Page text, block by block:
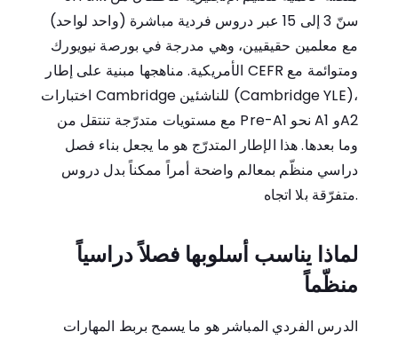
سنّ 3 إلى 15 عبر دروس فردية مباشرة (واحد لواحد)
مع معلمين حقيقيين، وهي مدرجة في بورصة نيويورك
الأمريكية. مناهجها مبنية على إطار CEFR ومتوائمة مع
اختبارات Cambridge للناشئين (Cambridge YLE)،
مع مستويات متدرّجة تنتقل من Pre-A1 نحو A1 وA2
وما بعدها. هذا الإطار المتدرّج هو ما يجعل بناء فصل
دراسي منظّم بمعالم واضحة أمراً ممكناً بدل دروس
متفرّقة بلا اتجاه.
لماذا يناسب أسلوبها فصلاً دراسياً
منظّماً
الدرس الفردي المباشر هو ما يسمح بربط المهارات